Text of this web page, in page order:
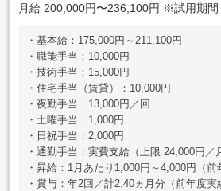
月給 200,000円〜236,100円 ※試用期間
・基本給：175,000円～211,100円
・職能手当：10,000円
・技術手当：15,000円
・住宅手当（賃貸）：10,000円
・夜勤手当：13,000円／回
・土曜手当：1,000円
・日祝手当：2,000円
・通勤手当：実費支給（上限 24,000円／
・昇給：1月あたり1,000円～4,000円（前
・賞与：年2回／計2.40ヵ月分（前年度実